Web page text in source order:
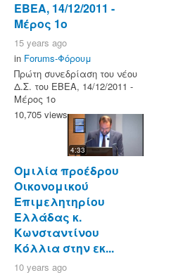
ΕΒΕΑ, 14/12/2011 -
Μέρος 1ο
15 years ago
in Forums-Φόρουμ
Πρώτη συνεδρίαση του νέου
Δ.Σ. του ΕΒΕΑ, 14/12/2011 -
Μέρος 1ο
10,705 views
4:33
Ομιλία προέδρου
Οικονομικού
Επιμελητηρίου
Ελλάδας κ.
Κωνσταντίνου
Κόλλια στην εκ...
10 years ago